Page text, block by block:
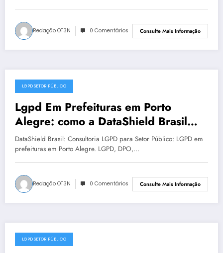
Redação OT3N 0 Comentários Consulte Mais Informação
julho 13, 2025
LGPD SETOR PÚBLICO
Lgpd Em Prefeituras em Porto
Alegre: como a DataShield Brasil
apoia sua organização | Série
DataShield 111
DataShield Brasil: Consultoria LGPD para Setor Público: LGPD em
prefeituras em Porto Alegre. LGPD, DPO,…
Redação OT3N 0 Comentários Consulte Mais Informação
julho 8, 2025
LGPD SETOR PÚBLICO